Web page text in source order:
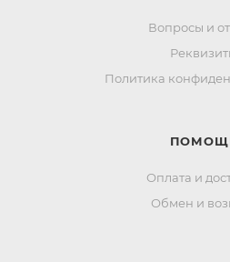
Вопросы и
Политика
Оплата и
Обмен и